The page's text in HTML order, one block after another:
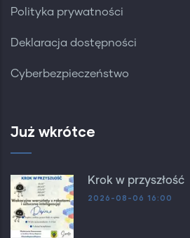
Polityka prywatności
Deklaracja dostępności
Cyberbezpieczeństwo
Już wkrótce
Krok w przyszłość
2026-08-06 16:00